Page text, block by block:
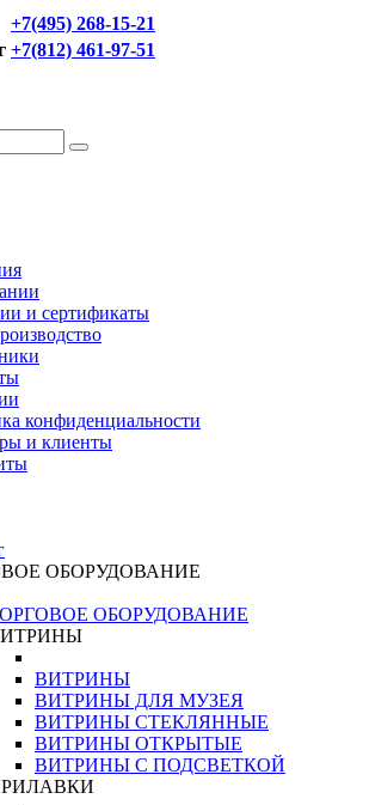
+7(495) 268-15-21
+7(812) 461-97-51
и сертификаты
конфиденциальности
и клиенты
ОБОРУДОВАНИЕ
ОБОРУДОВАНИЕ
ВИТРИНЫ
ВИТРИНЫ ДЛЯ МУЗЕЯ
ВИТРИНЫ СТЕКЛЯННЫЕ
ВИТРИНЫ ОТКРЫТЫЕ
ВИТРИНЫ С ПОДСВЕТКОЙ